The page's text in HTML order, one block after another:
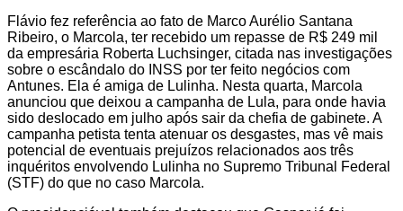
Flávio fez referência ao fato de Marco Aurélio Santana
Ribeiro, o Marcola, ter recebido um repasse de R$ 249 mil
da empresária Roberta Luchsinger, citada nas investigações
sobre o escândalo do INSS por ter feito negócios com
Antunes. Ela é amiga de Lulinha. Nesta quarta, Marcola
anunciou que deixou a campanha de Lula, para onde havia
sido deslocado em julho após sair da chefia de gabinete. A
campanha petista tenta atenuar os desgastes, mas vê mais
potencial de eventuais prejuízos relacionados aos três
inquéritos envolvendo Lulinha no Supremo Tribunal Federal
(STF) do que no caso Marcola.